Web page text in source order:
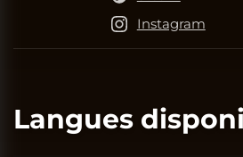
Instagram
Langues